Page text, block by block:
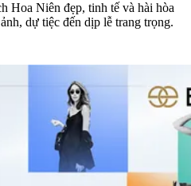
Hoa Niên đẹp, tinh tế và hài hòa
dự tiệc đến dịp lễ trang trọng.